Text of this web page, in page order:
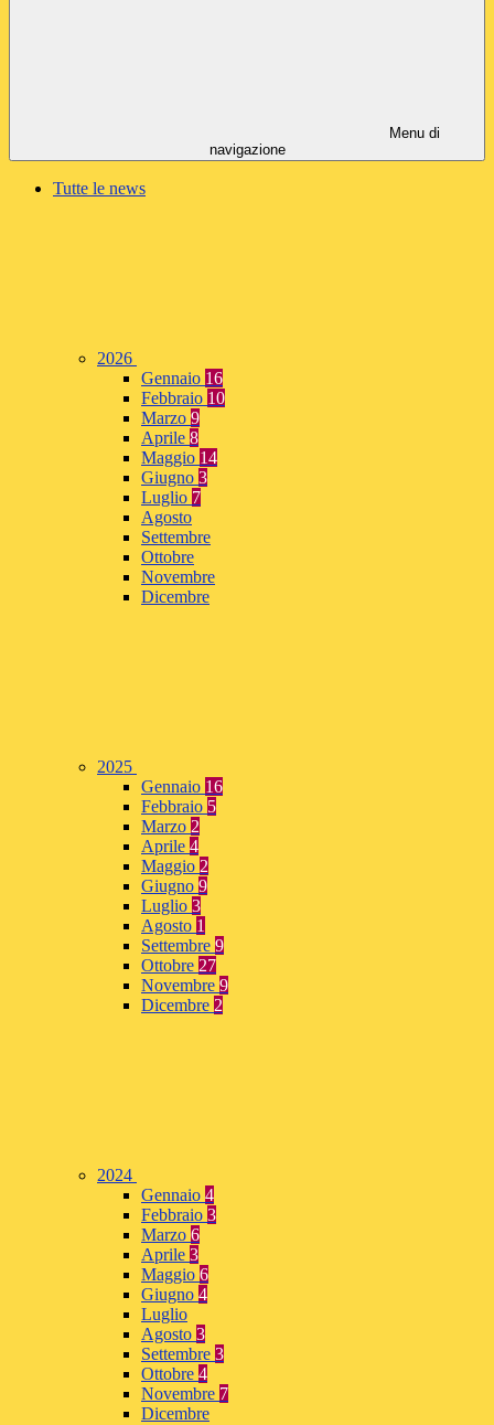
Menu di
navigazione
Tutte le news
2026
Gennaio 16
Febbraio 10
Marzo 9
Aprile 8
Maggio 14
Giugno 3
Luglio 7
Agosto
Settembre
Ottobre
Novembre
Dicembre
2025
Gennaio 16
Febbraio 5
Marzo 2
Aprile 4
Maggio 2
Giugno 9
Luglio 3
Agosto 1
Settembre 9
Ottobre 27
Novembre 9
Dicembre 2
2024
Gennaio 4
Febbraio 3
Marzo 6
Aprile 3
Maggio 6
Giugno 4
Luglio
Agosto 3
Settembre 3
Ottobre 4
Novembre 7
Dicembre